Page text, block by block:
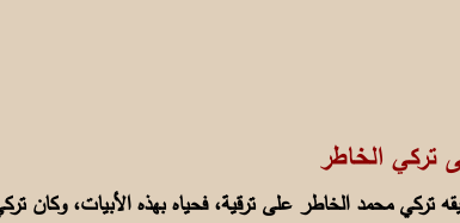
محمد الخاطر على ترقية، فحياه بهذه الأبيات، وكان